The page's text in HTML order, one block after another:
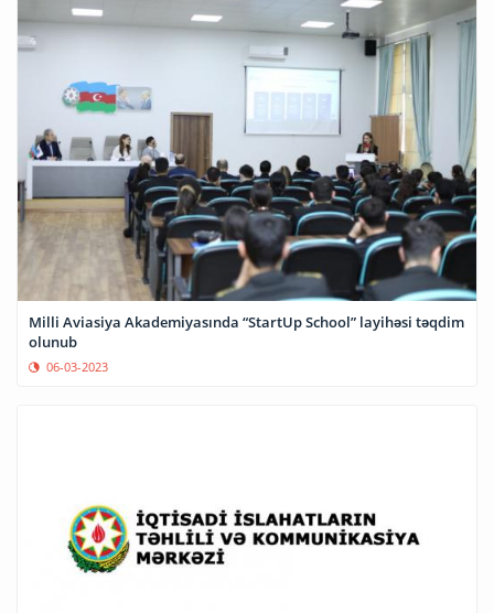
Milli Aviasiya Akademiyasında “StartUp School” layihəsi təqdim
olunub
06-03-2023